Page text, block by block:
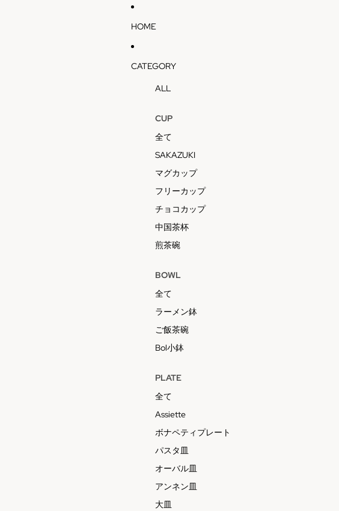
HOME
CATEGORY
ALL
CUP
全て
SAKAZUKI
マグカップ
フリーカップ
チョコカップ
中国茶杯
煎茶碗
BOWL
全て
ラーメン鉢
ご飯茶碗
Bol小鉢
PLATE
全て
Assiette
ボナペティプレート
パスタ皿
オーバル皿
アンネン皿
大皿